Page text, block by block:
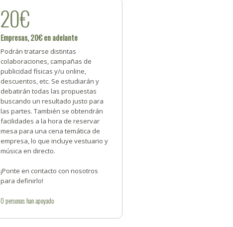
20€
Empresas, 20€ en adelante
Podrán tratarse distintas
colaboraciones, campañas de
publicidad físicas y/u online,
descuentos, etc. Se estudiarán y
debatirán todas las propuestas
buscando un resultado justo para
las partes. También se obtendrán
facilidades a la hora de reservar
mesa para una cena temática de
empresa, lo que incluye vestuario y
música en directo.
¡Ponte en contacto con nosotros
para definirlo!
0personashan apoyado